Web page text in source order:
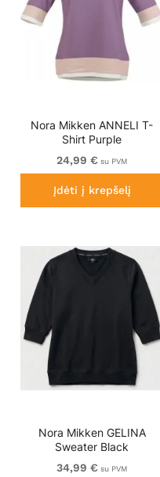
Nora Mikken ANNELI T-
Shirt Purple
24,99 € su PVM
Įdėti į krepšelį
Nora Mikken GELINA
Sweater Black
34,99 € su PVM